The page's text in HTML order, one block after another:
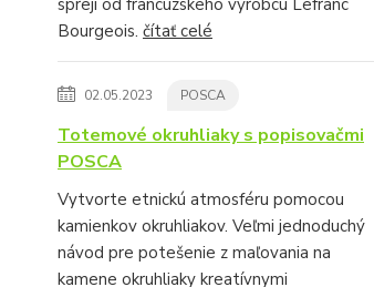
spreji od francúzskeho výrobcu Lefranc
Bourgeois. čítať celé
02.05.2023 POSCA
Totemové okruhliaky s popisovačmi
POSCA
Vytvorte etnickú atmosféru pomocou
kamienkov okruhliakov. Veľmi jednoduchý
návod pre potešenie z maľovania na
kamene okruhliaky kreatívnymi